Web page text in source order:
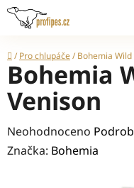
Přejít
Domů
/ Pro chlupáče/ Bohemia
Bohemia
Venison
Průměrné
hodnocení
Neohodnoceno
Značka: Bohemia